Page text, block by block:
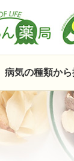
病気の種類か